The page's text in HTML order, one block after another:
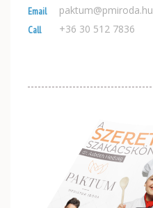
Email paktum@pmiroda.hu
Call +36 30 512 7836